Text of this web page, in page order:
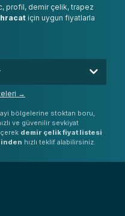
profil, demir çelik, trapez
için uygun fiyatlarla
→
bölgelerine stoktan boru,
ve güvenilir sevkiyat
demir çelik fiyat listesi
hızlı teklif alabilirsiniz.